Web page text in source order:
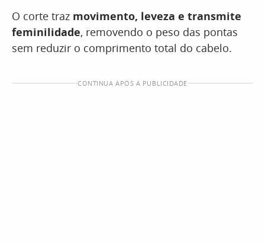
O corte traz movimento, leveza e transmite
feminilidade, removendo o peso das pontas
sem reduzir o comprimento total do cabelo.
CONTINUA APÓS A PUBLICIDADE